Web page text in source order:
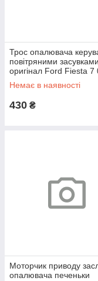
Трос опалювача
повітряними засувками
оригінал Ford Fiesta 7
Немає в наявності
430 ₴
Моторчик приводу
опалювача печеньки